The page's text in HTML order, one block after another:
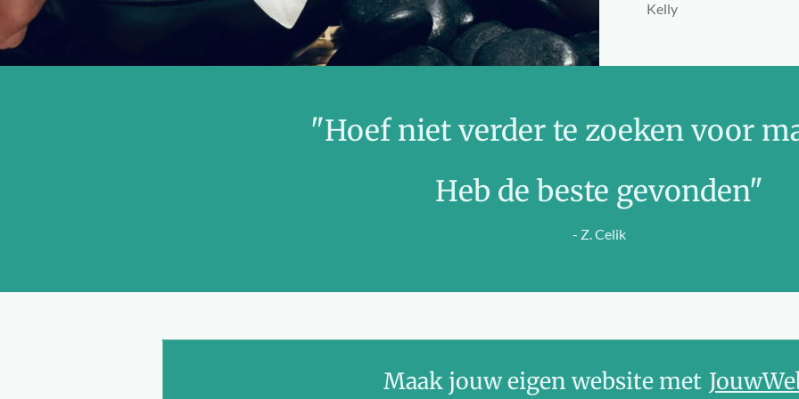
Kelly
"Hoef niet verder te zoeken voor
Heb de beste gevonden"
- Z. Celik
Maak jouw eigen website met